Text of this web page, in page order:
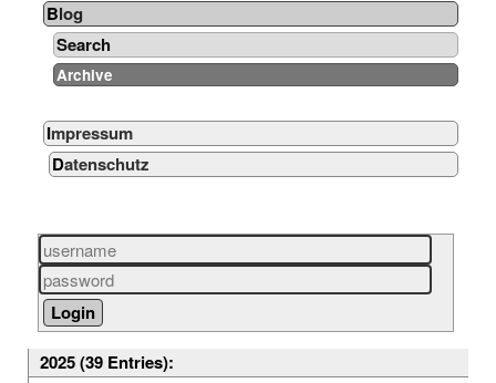
Blog
Search
Archive
Impressum
Datenschutz
2025 (39 Entries):